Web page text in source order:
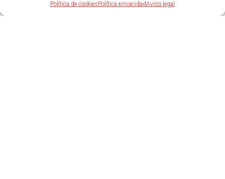
Política de cookiesPolítica privacidadAviso legal